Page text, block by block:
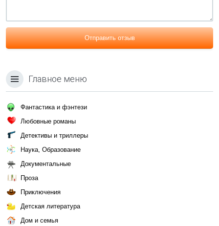
Отправить отзыв
Главное меню
Фантастика и фэнтези
Любовные романы
Детективы и триллеры
Наука, Образование
Документальные
Проза
Приключения
Детская литература
Дом и семья